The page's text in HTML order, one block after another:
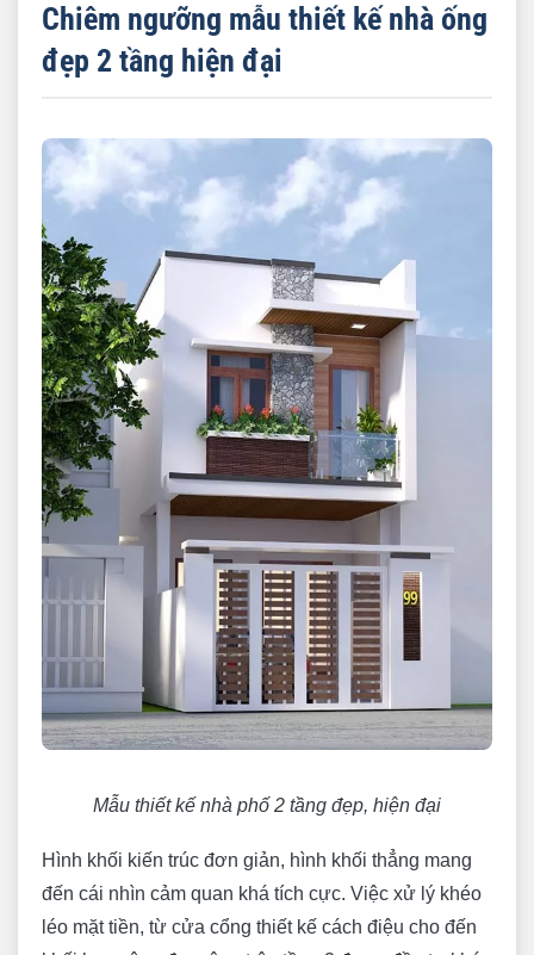
Chiêm ngưỡng mẫu thiết kế nhà ống
đẹp 2 tầng hiện đại
Mẫu thiết kế nhà phố 2 tầng đẹp, hiện đại
Hình khối kiến trúc đơn giản, hình khối thẳng mang
đến cái nhìn cảm quan khá tích cực. Việc xử lý khéo
léo mặt tiền, từ cửa cổng thiết kế cách điệu cho đến